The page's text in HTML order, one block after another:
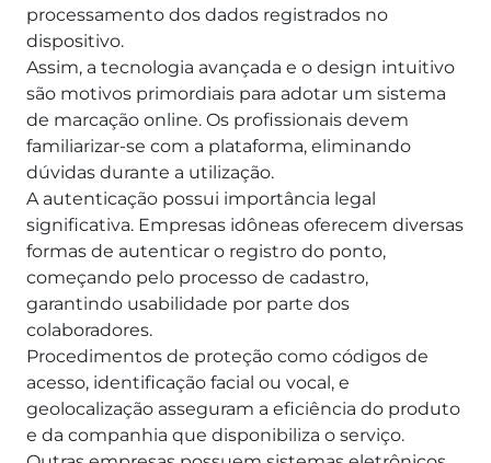
processamento dos dados registrados no
dispositivo.
Assim, a tecnologia avançada e o design intuitivo
são motivos primordiais para adotar um sistema
de marcação online. Os profissionais devem
familiarizar-se com a plataforma, eliminando
dúvidas durante a utilização.
A autenticação possui importância legal
significativa. Empresas idôneas oferecem diversas
formas de autenticar o registro do ponto,
começando pelo processo de cadastro,
garantindo usabilidade por parte dos
colaboradores.
Procedimentos de proteção como códigos de
acesso, identificação facial ou vocal, e
geolocalização asseguram a eficiência do produto
e da companhia que disponibiliza o serviço.